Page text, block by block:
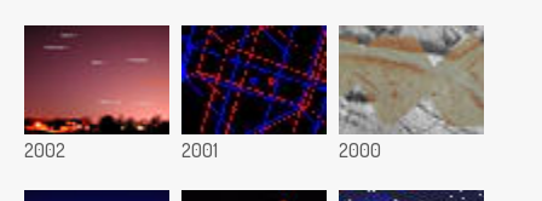
2002 2001 2000